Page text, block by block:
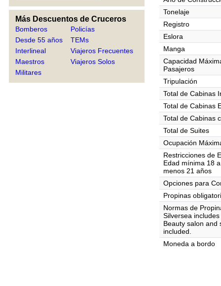
Más Descuentos de Cruceros
Bomberos
Desde 55 años
Interlineal
Maestros
Militares
Policías
TEMs
Viajeros Frecuentes
Viajeros Solos
Tonelaje
Registro
Eslora
Manga
Capacidad
Pasajeros
Tripulación
Total de Cabinas
Total de Cabinas
Total de Cabinas
Total de Suites
Ocupación
Restricciones de
Edad mínima 18
menos 21 años
Opciones para
Propinas
Normas de
Silversea
Beauty salon and
included.
Moneda a bordo